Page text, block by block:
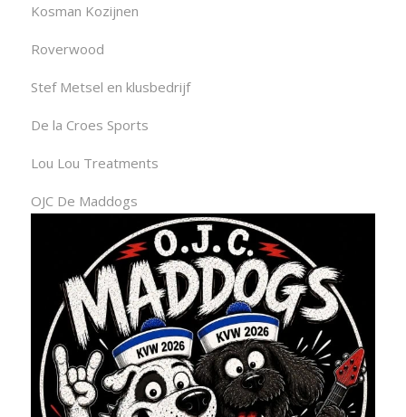
Kosman Kozijnen
Roverwood
Stef Metsel en klusbedrijf
De la Croes Sports
Lou Lou Treatments
OJC De Maddogs